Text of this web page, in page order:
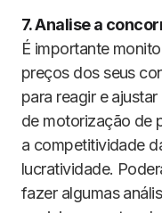
7. Analise a
É importante
preços dos seus
para reagir e
de motorização de
a competitividade
lucratividade.
fazer algumas